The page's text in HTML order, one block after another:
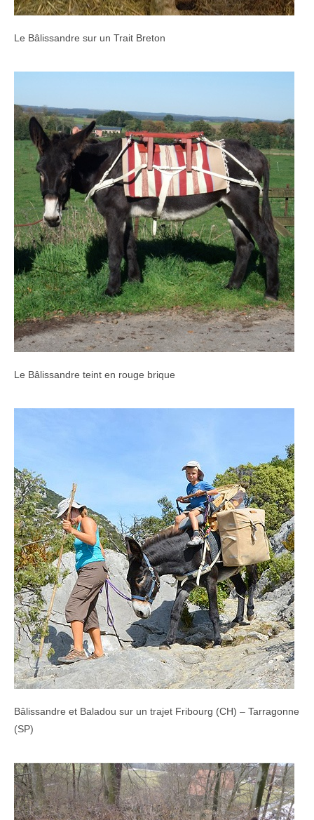
Le Bâlissandre sur un Trait Breton
Le Bâlissandre teint en rouge brique
Bâlissandre et Baladou sur un trajet Fribourg (CH) – Tarragonne
(SP)